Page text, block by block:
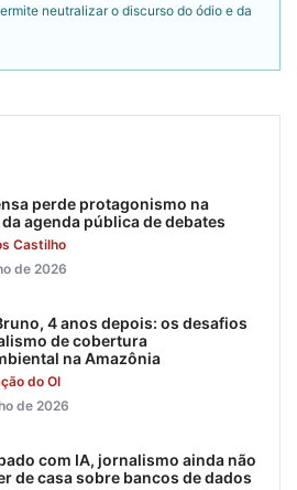
neutralizar o discurso do ódio e da
perde protagonismo na
agenda pública de debates
Castilho
de 2026
4 anos depois: os desafios
de cobertura
na Amazônia
do OI
de 2026
com IA, jornalismo ainda não
de casa sobre bancos de dados